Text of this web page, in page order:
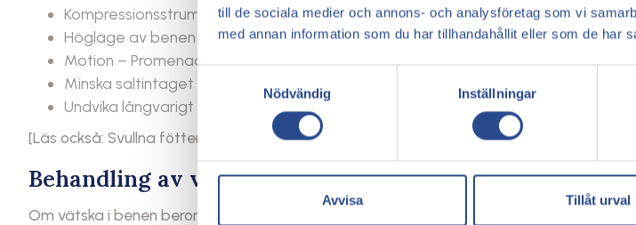
till de sociala medier och annons- och analysföretag som vi
med annan information som du har tillhandahållit eller som de har
Nödvändig
Inställningar
Avvisa Tillåt urval
Kompressionsstrumpor – Minskar svullnad och stöder blodflödet.
Högläge av benen – Vila med benen ovanför hjärthöjd 30 minuter per dag.
Motion – Promenader och simning hjälper blodcirkulationen.
Minska saltintaget – För mycket salt kan göra att kroppen håller kvar vätska.
Undvika långvarigt stillasittande – Res dig upp och rör på benen regelbundet.
[Läs också: Svullna fötter och ödem – vad kan du göra?]
Behandling av vätska i benen och åderbråck
Om vätska i benen beror på åderbråck eller venös insufficiens, kan medicinska